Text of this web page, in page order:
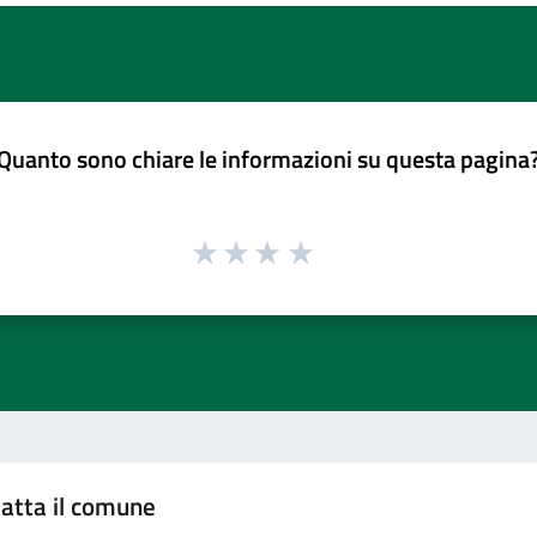
sono chiare le informazioni su questa
il comune